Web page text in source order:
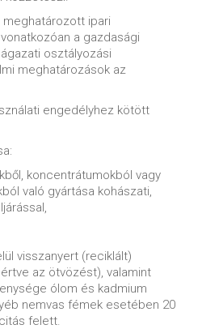
meghatározott ipari
a gazdasági
osztályozási
meghatározások az
engedélyhez kötött
koncentrátumokból vagy
való gyártása kohászati,
visszanyert (reciklált)
az ötvözést), valamint
ólom és kadmium
nemvas fémek esetében 20
felett.